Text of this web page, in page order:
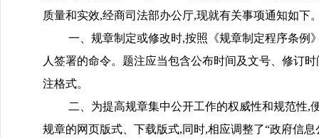
质量和实效,经商司法部办公厅,现就有关事项通知如下
一、规章制定或修改时,按照《规章制定程序条例
人签署的命令。题注应当包含公布时间及文号、修订
注格式。
二、为提高规章集中公开工作的权威性和规范性
规章的网页版式、下载版式,同时,相应调整了“政府信